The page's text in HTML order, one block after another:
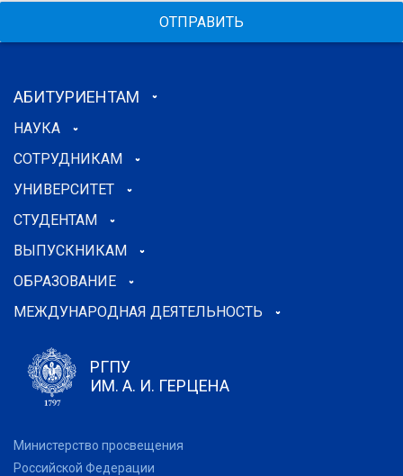
ОТПРАВИТЬ
АБИТУРИЕНТАМ
НАУКА
СОТРУДНИКАМ
УНИВЕРСИТЕТ
СТУДЕНТАМ
ВЫПУСКНИКАМ
ОБРАЗОВАНИЕ
МЕЖДУНАРОДНАЯ ДЕЯТЕЛЬНОСТЬ
РГПУ
ИМ. А. И. ГЕРЦЕНА
Министерство просвещения
Российской Федерации